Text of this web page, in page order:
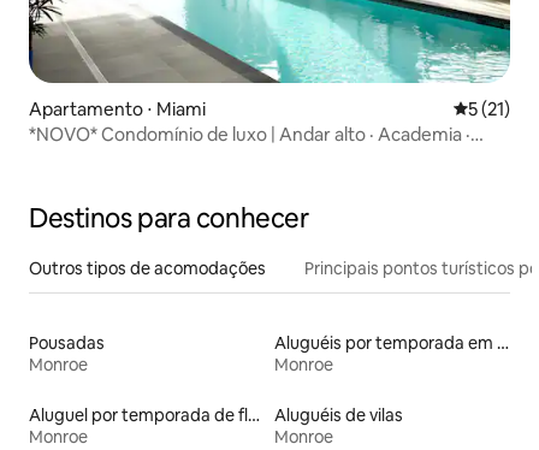
Apartamento ⋅ Miami 5 de uma
5 (21)
*NOVO* Condomínio de luxo | Andar alto · Academia ·
Destinos para conhecer
Outros tipos de acomodações Principais pontos turísticos
Pousadas
Monroe
Aluguéis por temporada em resorts
Monroe
Aluguel por temporada de flats
Monroe
Aluguéis de vilas
Monroe